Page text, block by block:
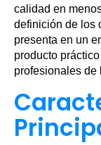
calidad en
definición de los
presenta en un
producto
profesionales de